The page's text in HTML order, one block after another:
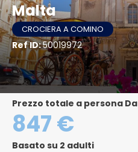
Malta
CROCIERA A COMINO
Ref ID:50019972
Prezzo totale a persona Da
847 €
Basato su 2 adulti